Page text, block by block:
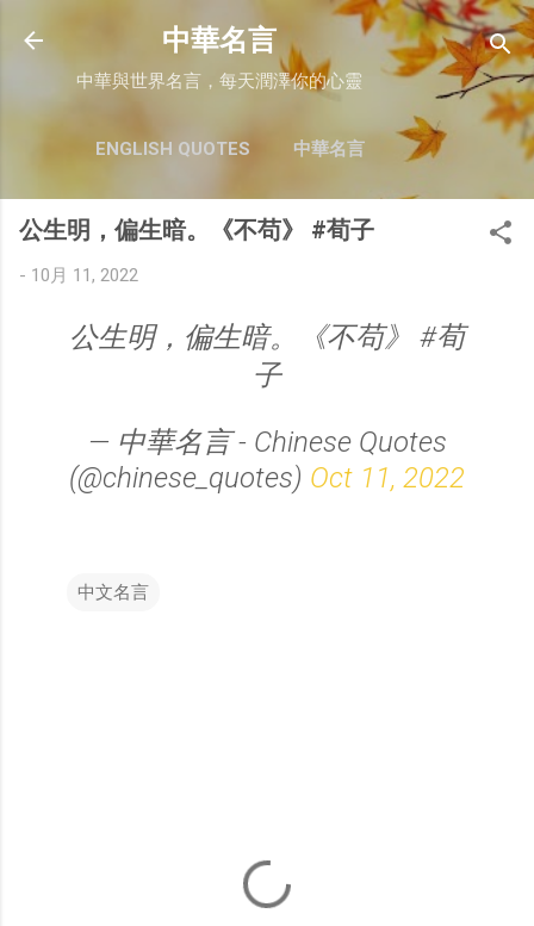
跳至主要內容
中華名言
中華與世界名言，每天潤澤你的心靈
ENGLISH QUOTES 中華名言
公生明，偏生暗。《不苟》 #荀子
- 10月 11, 2022
公生明，偏生暗。《不苟》 #荀
子
— 中華名言 - Chinese Quotes
(@chinese_quotes) Oct 11, 2022
中文名言